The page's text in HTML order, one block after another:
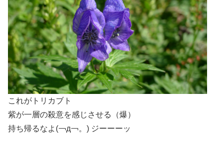
これがトリカブト
紫が一層の殺意を感じさせる（爆）
持ち帰るなよ(￢д￢。) ジーーーッ